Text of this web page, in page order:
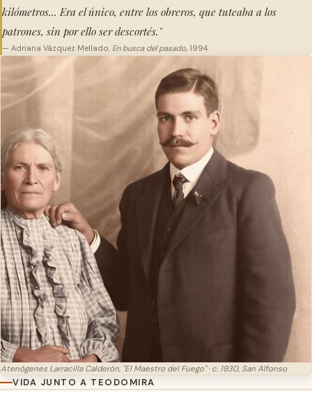
kilómetros... Era el único, entre los obreros, que tuteaba a los
patrones, sin por ello ser descortés."
— Adriana Vázquez Mellado, En busca del pasado, 1994
Atenógenes Larracilla Calderón, "El Maestro del Fuego" · c. 1930, San Alfonso
VIDA JUNTO A TEODOMIRA